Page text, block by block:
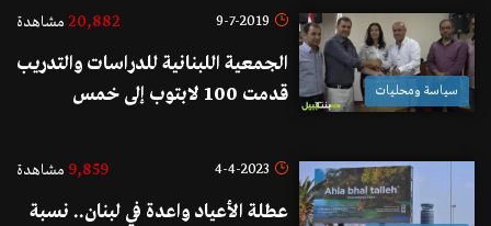
التحديات الاستشفائية في ظل إنتشار
سياسة ومحليات
9-7-2019
20,882 مشاهدة
الجمعية اللبنانية للدراسات والتدريب
قدمت 100 لابتوب إلى خمس
4-4-2023
9,859 مشاهدة
عطلة الأعياد واعدة في لبنان.. نسبة